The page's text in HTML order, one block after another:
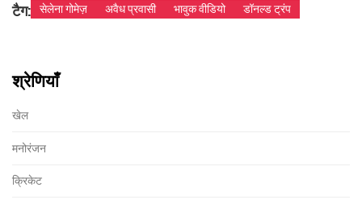
टैग: सेलेना गोमेज़ अवैध प्रवासी भावुक वीडियो डॉनल्ड ट्रंप
श्रेणियाँ
खेल
मनोरंजन
क्रिकेट